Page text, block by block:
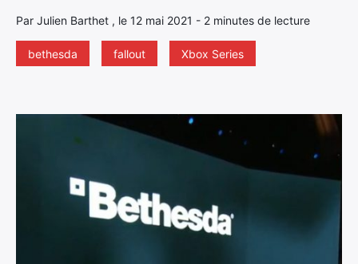
Par Julien Barthet , le 12 mai 2021 - 2 minutes de lecture
bethesda fallout Xbox Series